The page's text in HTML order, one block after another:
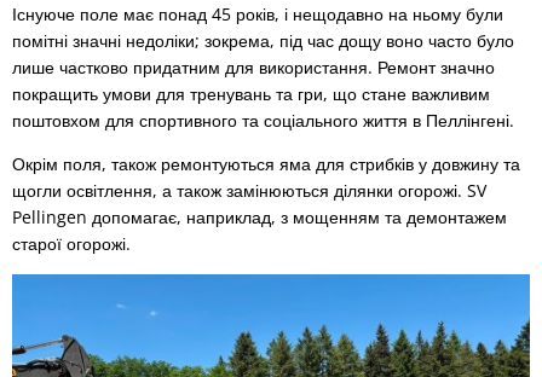
Існуюче поле має понад 45 років, і нещодавно на ньому були
помітні значні недоліки; зокрема, під час дощу воно часто було
лише частково придатним для використання. Ремонт значно
покращить умови для тренувань та гри, що стане важливим
поштовхом для спортивного та соціального життя в Пеллінгені.
Окрім поля, також ремонтуються яма для стрибків у довжину та
щогли освітлення, а також замінюються ділянки огорожі. SV
Pellingen допомагає, наприклад, з мощенням та демонтажем
старої огорожі.